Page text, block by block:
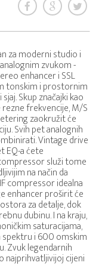
za moderni studio i
zvukom -
enhancer i SSL
tonskim i prostornim
Skup značajki kao
frekvencije, M/S
zaokružit će
Svih pet analognih
Vintage drive
EQ-a ćete
služi tome
na način da
compressor idealna
enhancer proširit će
za detalje, dok
dubinu. I na kraju,
saturacijama,
i 600 omskim
Zvuk legendarnih
najprihvatljivijoj cijeni